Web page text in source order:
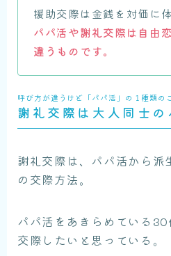
援助交際は金銭を対価に
パパ活や謝礼交際は自由
違うものです。
呼び方が違うけど「パパ活」の１種類の
謝礼交際は大人同士
謝礼交際は、パパ活から派
の交際方法。
パパ活をあきらめている30
交際したいと思っている。